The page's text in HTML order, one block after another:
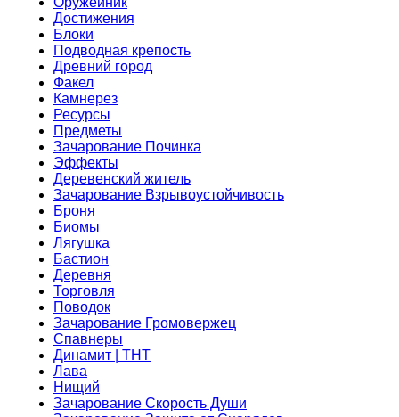
Достижения
Блоки
Подводная крепость
Древний город
Факел
Камнерез
Ресурсы
Предметы
Зачарование Починка
Эффекты
Деревенский житель
Зачарование Взрывоустойчивость
Броня
Биомы
Лягушка
Бастион
Деревня
Торговля
Поводок
Зачарование Громовержец
Спавнеры
Динамит | ТНТ
Лава
Нищий
Зачарование Скорость Души